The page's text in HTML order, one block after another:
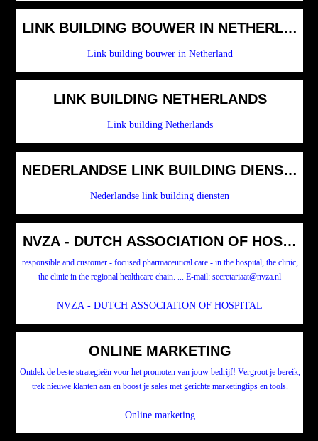
LINK BUILDING BOUWER IN NETHERLAND
Link building bouwer in Netherland
LINK BUILDING NETHERLANDS
Link building Netherlands
NEDERLANDSE LINK BUILDING DIENSTEN
Nederlandse link building diensten
NVZA - DUTCH ASSOCIATION OF
responsible and customer - focused pharmaceutical care - in the hospital, the clinic,
the clinic in the regional healthcare chain. ... E-mail: secretariaat@nvza.nl
NVZA - DUTCH ASSOCIATION OF HOSPITAL
ONLINE MARKETING
Ontdek de beste strategieën voor het promoten van jouw bedrijf! Vergroot je bereik,
trek nieuwe klanten aan en boost je sales met gerichte marketingtips en tools.
Online marketing